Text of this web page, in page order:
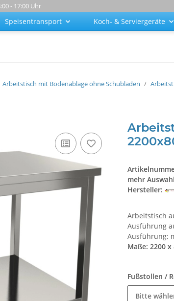
- 17:00 Uhr
Speisentransport Koch- & Serviergeräte
Arbeitstisch mit Bodenablage ohne Schubladen
mehr
Hersteller:
Arbeitstisch
Ausführung
Ausführung:
Maße: 2200
Fußstollen /
Bitte